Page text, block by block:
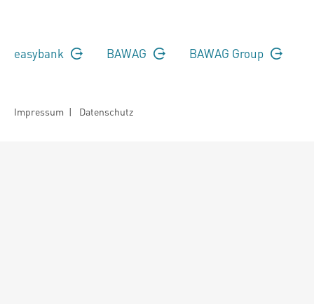
easybank BAWAG BAWAG Group
Impressum | Datenschutz